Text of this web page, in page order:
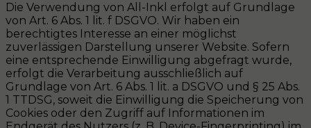
Die Verwendung von All-Inkl erfolgt auf Grundlage
von Art. 6 Abs. 1 lit. f DSGVO. Wir haben ein
berechtigtes Interesse an einer möglichst
zuverlässigen Darstellung unserer Website. Sofern
eine entsprechende Einwilligung abgefragt wurde,
erfolgt die Verarbeitung ausschließlich auf
Grundlage von Art. 6 Abs. 1 lit. a DSGVO und § 25 Abs.
1 TTDSG, soweit die Einwilligung die Speicherung von
Cookies oder den Zugriff auf Informationen im